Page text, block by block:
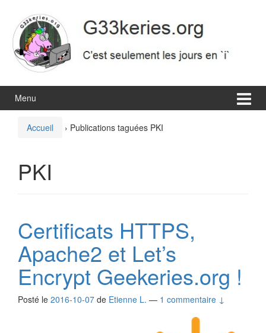
contenu
menu
principal
Menu
Accueil › Publications taguées PKI
PKI
Certificats HTTPS,
Apache2 et Let’s
Encrypt Geekeries.org !
Posté le 2016-10-07 de Etienne L. — 1 commentaire ↓